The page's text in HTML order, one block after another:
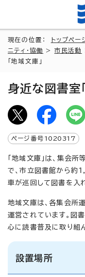
現在の位置： トップペー
ニティ・協働
> 市民活動
「地域文庫」
身近な図書室
ページ番号 1020317
「地域文庫」は、集会
で、市立図書館から約
車が巡回して図書を入
地域文庫は、各集会所
運営されています。図
心に読書普及に取り組
設置場所